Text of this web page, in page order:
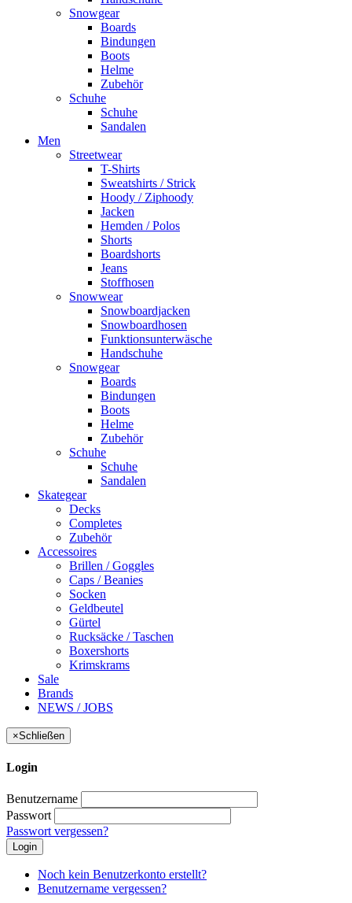
Snowgear
Boards
Bindungen
Boots
Helme
Zubehör
Schuhe
Schuhe
Sandalen
Men
Streetwear
T-Shirts
Sweatshirts / Strick
Hoody / Ziphoody
Jacken
Hemden / Polos
Shorts
Boardshorts
Jeans
Stoffhosen
Snowwear
Snowboardjacken
Snowboardhosen
Funktionsunterwäsche
Handschuhe
Snowgear
Boards
Bindungen
Boots
Helme
Zubehör
Schuhe
Schuhe
Sandalen
Skategear
Decks
Completes
Zubehör
Accessoires
Brillen / Goggles
Caps / Beanies
Socken
Geldbeutel
Gürtel
Rucksäcke / Taschen
Boxershorts
Krimskrams
Sale
Brands
NEWS / JOBS
×Schließen
Login
Benutzername
Passwort
Passwort vergessen?
Login
Noch kein Benutzerkonto erstellt?
Benutzername vergessen?